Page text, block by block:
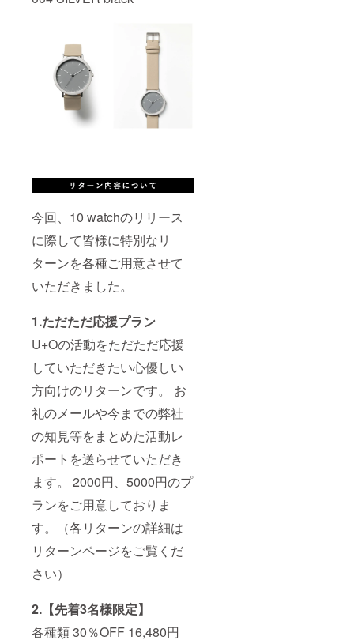
今回、10 watchのリリース
に際して皆様に特別なリ
ターンを各種ご用意させて
いただきました。
1.ただただ応援プラン
U+Oの活動をただただ応援
していただきたい心優しい
方向けのリターンです。 お
礼のメールや今までの弊社
の知見等をまとめた活動レ
ポートを送らせていただき
ます。 2000円、5000円のプ
ランをご用意しておりま
す。（各リターンの詳細は
リターンページをご覧くだ
さい）
2.【先着3名様限定】
各種類 30％OFF 16,480円